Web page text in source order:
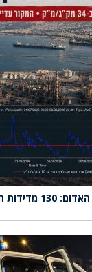
הבנזן שוב מעל